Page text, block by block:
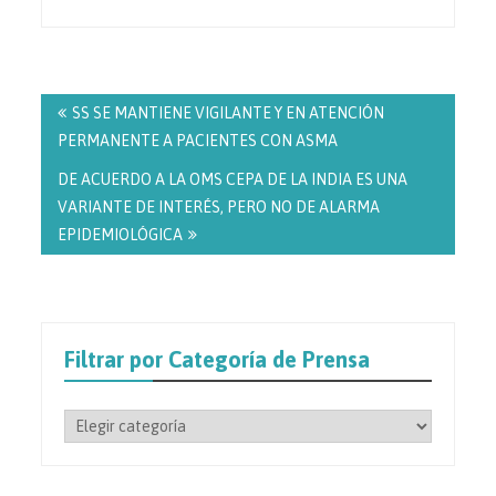
de
entradas
SS SE MANTIENE VIGILANTE Y EN ATENCIÓN
PERMANENTE A PACIENTES CON ASMA
DE ACUERDO A LA OMS CEPA DE LA INDIA ES UNA
VARIANTE DE INTERÉS, PERO NO DE ALARMA
EPIDEMIOLÓGICA
Filtrar por Categoría de Prensa
Filtrar